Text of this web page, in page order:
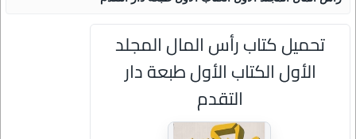
تحميل كتاب رأس المال المجلد
الأول الكتاب الأول طبعة دار
التقدم